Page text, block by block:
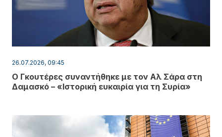
26.07.2026, 09:45
Ο Γκουτέρες συναντήθηκε με τον Αλ Σάρα στη
Δαμασκό – «Ιστορική ευκαιρία για τη Συρία»